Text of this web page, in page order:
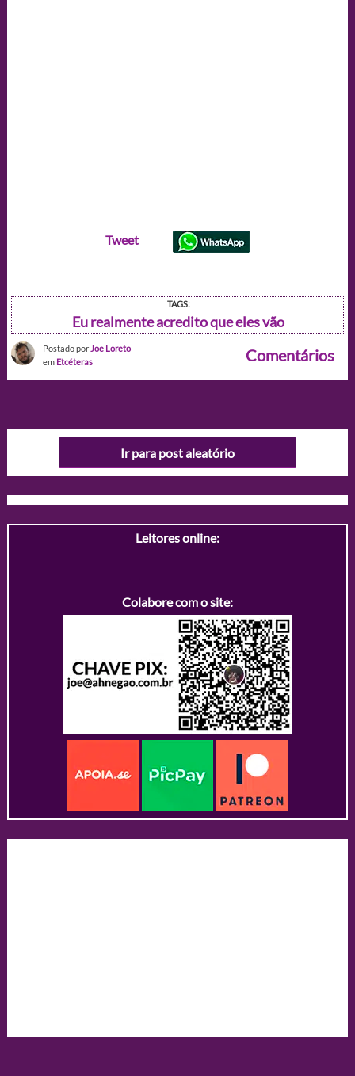
Tweet
TAGS:
Eu realmente acredito que eles vão
Postado por Joe Loreto
em Etcéteras Comentários
Ir para post aleatório
Leitores online:
Colabore com o site: